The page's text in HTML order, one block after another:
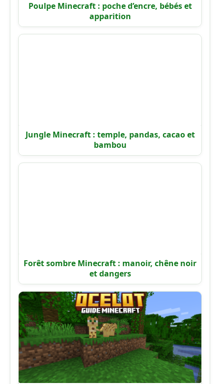
Poulpe Minecraft : poche d’encre, bébés et
apparition
Jungle Minecraft : temple, pandas, cacao et
bambou
Forêt sombre Minecraft : manoir, chêne noir
et dangers